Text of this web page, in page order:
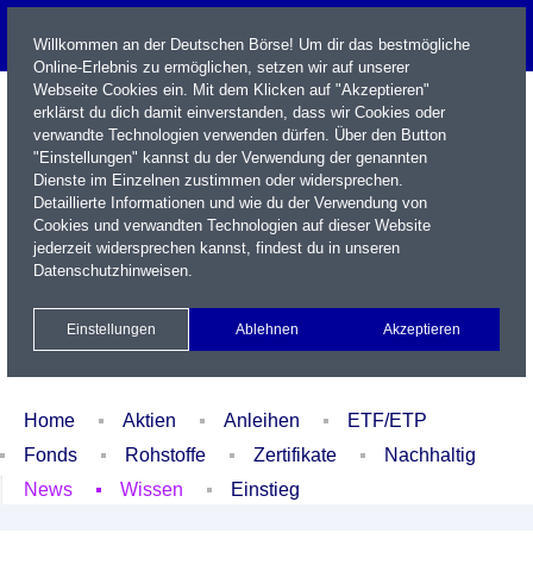
Name / WKN / ISIN / Kürzel
Xetra Realtime
Watchlist Portfolio Login
Home Aktien Anleihen
ETF/ETP
Fonds
Rohstoffe Zertifikate
Nachhaltig
News
Wissen Einstieg
Willkommen an der Deutschen Börse! Um dir das bestmögliche
Online-Erlebnis zu ermöglichen, setzen wir auf unserer
Webseite Cookies ein. Mit dem Klicken auf "Akzeptieren"
erklärst du dich damit einverstanden, dass wir Cookies oder
verwandte Technologien verwenden dürfen. Über den Button
"Einstellungen" kannst du der Verwendung der genannten
Dienste im Einzelnen zustimmen oder widersprechen.
Detaillierte Informationen und wie du der Verwendung von
Cookies und verwandten Technologien auf dieser Website
jederzeit widersprechen kannst, findest du in unseren
Datenschutzhinweisen.
Einstellungen Ablehnen Akzeptieren